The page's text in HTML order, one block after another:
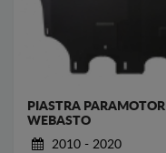
PIASTRA
WEBASTO
2010 - 2020